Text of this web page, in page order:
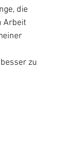
die
Arbeit
zu